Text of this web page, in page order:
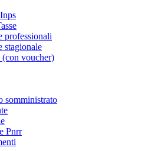
professionali
stagionale
(con voucher)
somministrato
Pnrr